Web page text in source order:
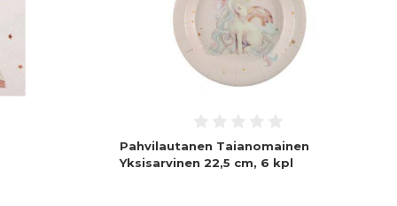
Pahvilautanen Taianomainen
Yksisarvinen 22,5 cm, 6 kpl